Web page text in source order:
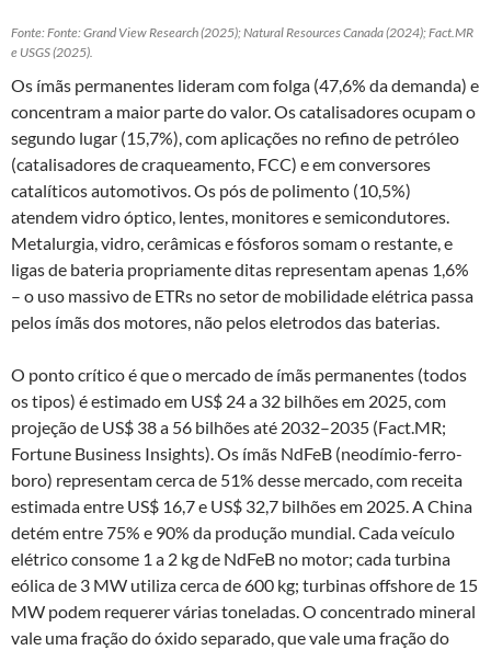
Fonte: Fonte: Grand View Research (2025); Natural Resources Canada (2024); Fact.MR
e USGS (2025).
Os ímãs permanentes lideram com folga (47,6% da demanda) e
concentram a maior parte do valor. Os catalisadores ocupam o
segundo lugar (15,7%), com aplicações no refino de petróleo
(catalisadores de craqueamento, FCC) e em conversores
catalíticos automotivos. Os pós de polimento (10,5%)
atendem vidro óptico, lentes, monitores e semicondutores.
Metalurgia, vidro, cerâmicas e fósforos somam o restante, e
ligas de bateria propriamente ditas representam apenas 1,6%
– o uso massivo de ETRs no setor de mobilidade elétrica passa
pelos ímãs dos motores, não pelos eletrodos das baterias.
O ponto crítico é que o mercado de ímãs permanentes (todos
os tipos) é estimado em US$ 24 a 32 bilhões em 2025, com
projeção de US$ 38 a 56 bilhões até 2032–2035 (Fact.MR;
Fortune Business Insights). Os ímãs NdFeB (neodímio-ferro-
boro) representam cerca de 51% desse mercado, com receita
estimada entre US$ 16,7 e US$ 32,7 bilhões em 2025. A China
detém entre 75% e 90% da produção mundial. Cada veículo
elétrico consome 1 a 2 kg de NdFeB no motor; cada turbina
eólica de 3 MW utiliza cerca de 600 kg; turbinas offshore de 15
MW podem requerer várias toneladas. O concentrado mineral
vale uma fração do óxido separado, que vale uma fração do